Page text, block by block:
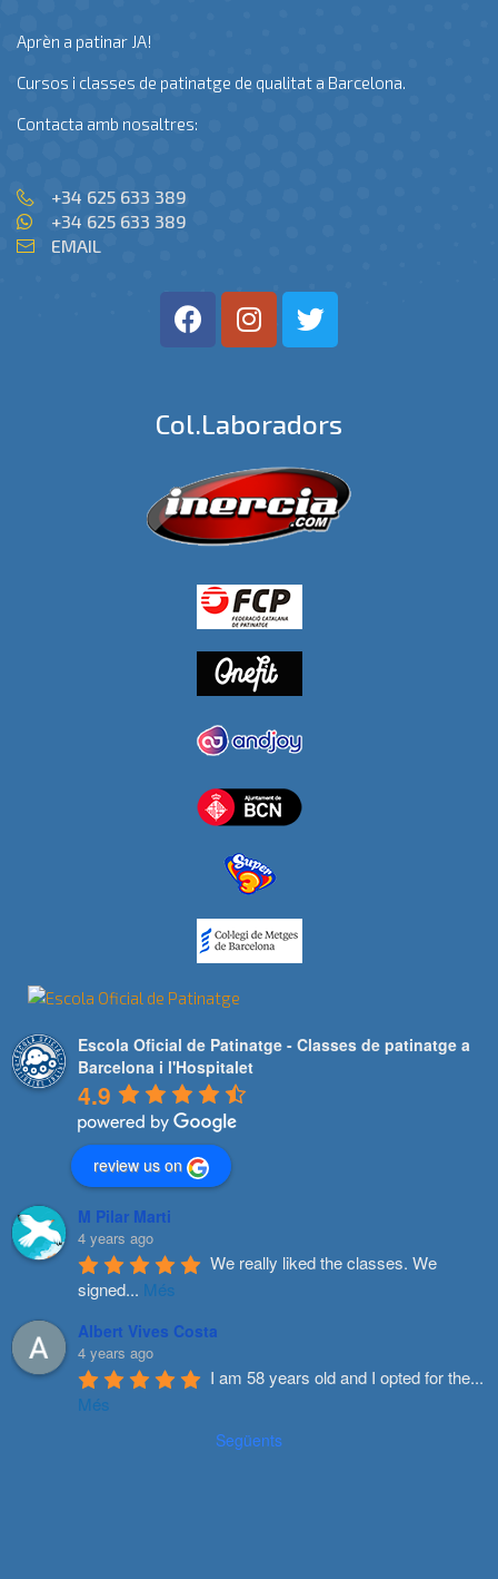
Aprèn a patinar JA!
Cursos i classes de patinatge de qualitat a Barcelona.
Contacta amb nosaltres:
+34 625 633 389
+34 625 633 389
EMAIL
Col.laboradors
Escola Oficial de Patinatge - Classes de patinatge a
Barcelona i l'Hospitalet
4.9
review us on
M Pilar Marti
4 years ago
We really liked the classes. We
signed... Més
Albert Vives Costa
4 years ago
I am 58 years old and I opted for the...
Més
Següents